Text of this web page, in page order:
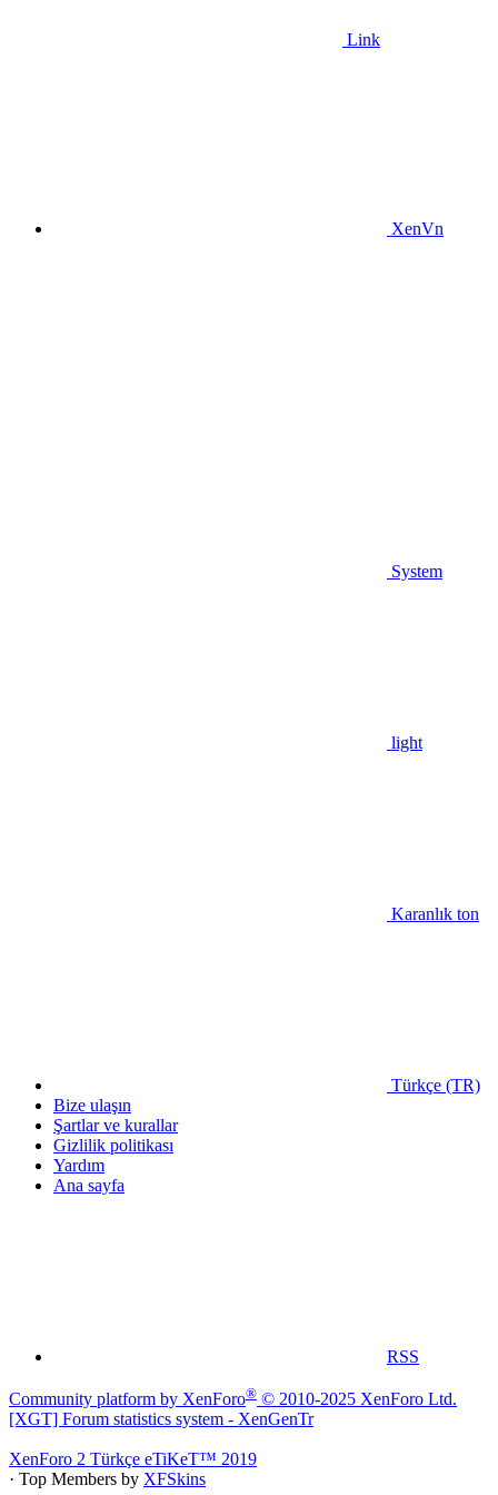
Link
XenVn
System
light
Karanlık ton
Türkçe (TR)
Bize ulaşın
Şartlar ve kurallar
Gizlilik politikası
Yardım
Ana sayfa
RSS
Community platform by XenForo® © 2010-2025 XenForo Ltd.
[XGT] Forum statistics system - XenGenTr
XenForo 2 Türkçe eTiKeT™ 2019
· Top Members by XFSkins